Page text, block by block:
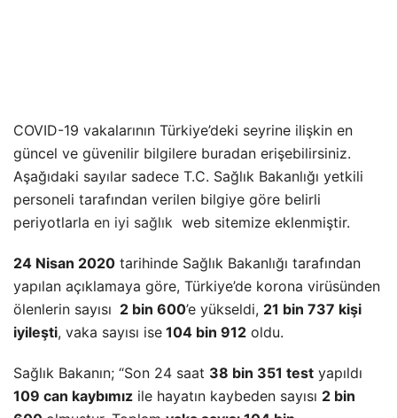
COVID-19 vakalarının Türkiye’deki seyrine ilişkin en
güncel ve güvenilir bilgilere buradan erişebilirsiniz.
Aşağıdaki sayılar sadece T.C. Sağlık Bakanlığı yetkili
personeli tarafından verilen bilgiye göre belirli
periyotlarla en iyi sağlık web sitemize eklenmiştir.
24 Nisan 2020 tarihinde Sağlık Bakanlığı tarafından
yapılan açıklamaya göre, Türkiye’de korona virüsünden
ölenlerin sayısı 2 bin 600’e yükseldi, 21 bin 737 kişi
iyileşti, vaka sayısı ise 104 bin 912 oldu.
Sağlık Bakanın; “Son 24 saat 38 bin 351 test yapıldı
109 can kaybımız ile hayatın kaybeden sayısı 2 bin